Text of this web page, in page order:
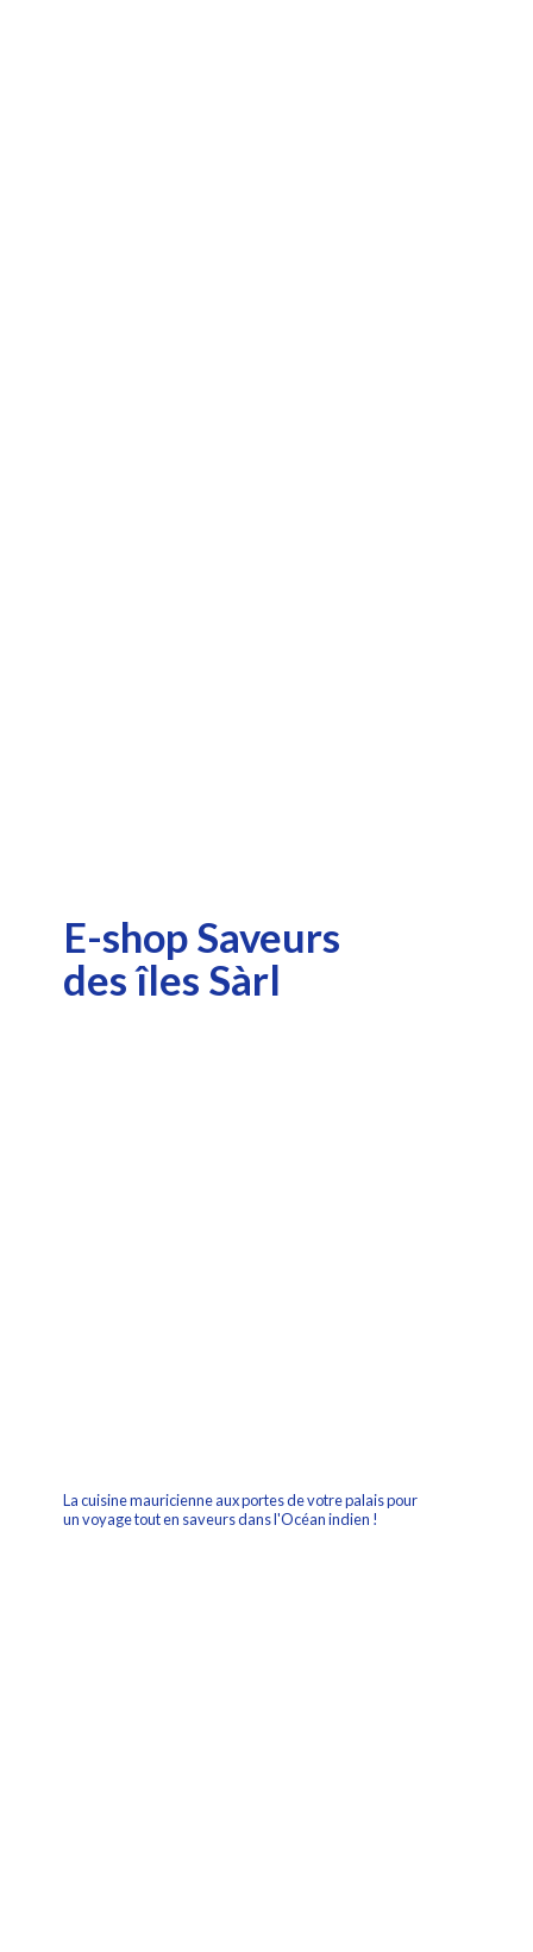
E-shop Saveurs
des îles Sàrl
La cuisine mauricienne aux portes de votre palais pour
un voyage tout en saveurs dans l'Océanindien !